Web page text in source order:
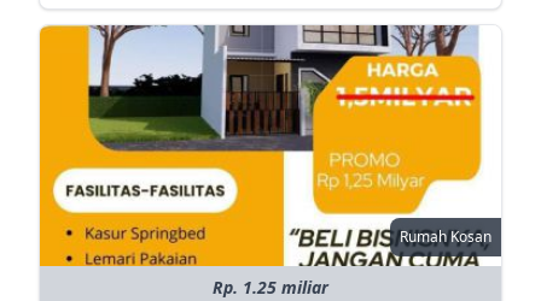
Rumah Kosan
Rp. 1.25 miliar